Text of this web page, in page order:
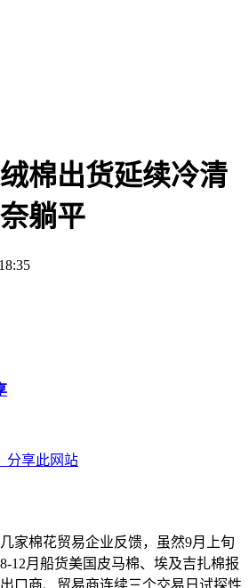
棉出货延续冷清
躺平
分享此网站
棉花贸易企业反馈，虽然9月上旬
12月船货美国皮马棉、埃及吉扎棉报
口商、贸易商连续三个交易日试探性